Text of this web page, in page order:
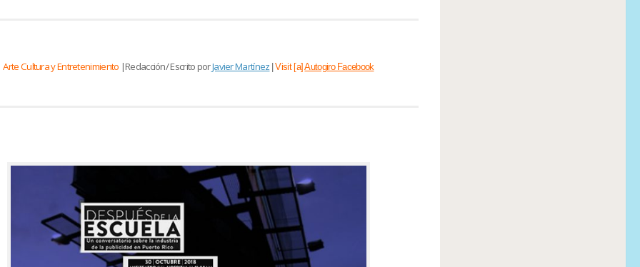
Arte Cultura y Entretenimiento |Redacción/ Escrito porJavier Martínez |Visit [a]Autogiro Facebook